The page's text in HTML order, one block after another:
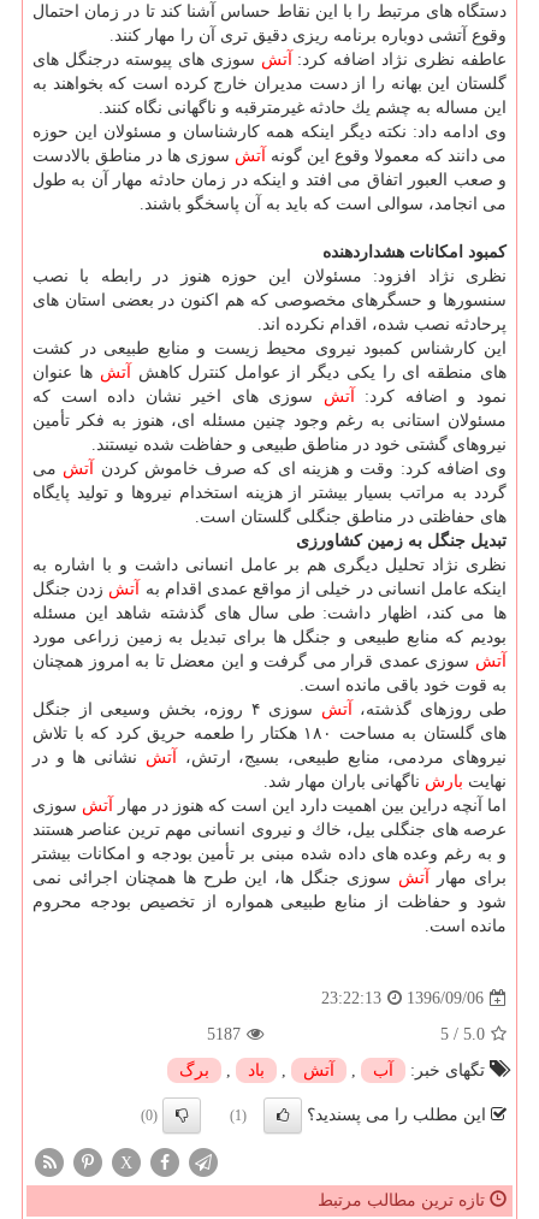
دستگاه های مرتبط را با این نقاط حساس آشنا كند تا در زمان احتمال
وقوع آتشی دوباره برنامه ریزی دقیق تری آن را مهار كنند.
عاطفه نظری نژاد اضافه كرد: آتش سوزی های پیوسته درجنگل های
گلستان این بهانه را از دست مدیران خارج كرده است كه بخواهند به
این مساله به چشم یك حادثه غیرمترقبه و ناگهانی نگاه كنند.
وی ادامه داد: نكته دیگر اینكه همه كارشناسان و مسئولان این حوزه
می دانند كه معمولا وقوع این گونه آتش سوزی ها در مناطق بالادست
و صعب العبور اتفاق می افتد و اینكه در زمان حادثه مهار آن به طول
می انجامد، سوالی است كه باید به آن پاسخگو باشند.
كمبود امكانات هشداردهنده
نظری نژاد افزود: مسئولان این حوزه هنوز در رابطه با نصب
سنسورها و حسگرهای مخصوصی كه هم اكنون در بعضی استان های
پرحادثه نصب شده، اقدام نكرده اند.
این كارشناس كمبود نیروی محیط زیست و منابع طبیعی در كشت
های منطقه ای را یكی دیگر از عوامل كنترل كاهش آتش ها عنوان
نمود و اضافه كرد: آتش سوزی های اخیر نشان داده است كه
مسئولان استانی به رغم وجود چنین مسئله ای، هنوز به فكر تأمین
نیروهای گشتی خود در مناطق طبیعی و حفاظت شده نیستند.
وی اضافه كرد: وقت و هزینه ای كه صرف خاموش كردن آتش می
گردد به مراتب بسیار بیشتر از هزینه استخدام نیروها و تولید پایگاه
های حفاظتی در مناطق جنگلی گلستان است.
تبدیل جنگل به زمین كشاورزی
نظری نژاد تحلیل دیگری هم بر عامل انسانی داشت و با اشاره به
اینكه عامل انسانی در خیلی از مواقع عمدی اقدام به آتش زدن جنگل
ها می كند، اظهار داشت: طی سال های گذشته شاهد این مسئله
بودیم كه منابع طبیعی و جنگل ها برای تبدیل به زمین زراعی مورد
آتش سوزی عمدی قرار می گرفت و این معضل تا به امروز همچنان
به قوت خود باقی مانده است.
طی روزهای گذشته، آتش
سوزی ۴ روزه، بخش وسیعی از جنگل
های گلستان به مساحت ۱۸۰ هكتار را طعمه حریق كرد كه با تلاش
نیروهای مردمی، منابع طبیعی، بسیج، ارتش، آتش نشانی ها و در
نهایت بارش ناگهانی باران مهار شد.
اما آنچه دراین بین اهمیت دارد این است كه هنوز در مهار آتش سوزی
عرصه های جنگلی بیل، خاك و نیروی انسانی مهم ترین عناصر هستند
و به رغم وعده های داده شده مبنی بر تأمین بودجه و امكانات بیشتر
برای مهار آتش سوزی جنگل ها، این طرح ها همچنان اجرائی نمی
شود و حفاظت از منابع طبیعی همواره از تخصیص بودجه محروم
مانده است.
1396/09/06
23:22:13
5.0
/
5
5187
تگهای خبر:
آب , آتش , باد , برگ
این مطلب را می پسندید؟ (1)
(0)
X
تازه ترین مطالب مرتبط